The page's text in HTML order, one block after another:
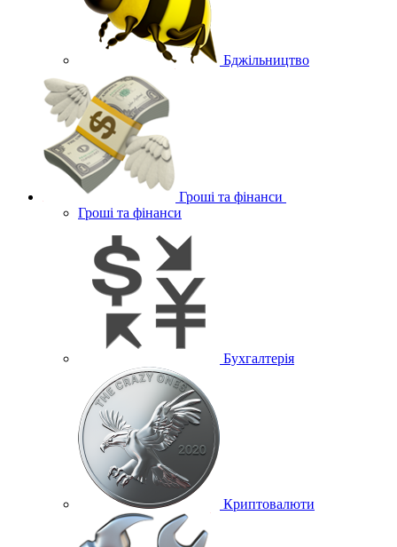
Бджільництво
Гроші та фінанси
Гроші та фінанси
Бухгалтерія
Криптовалюти